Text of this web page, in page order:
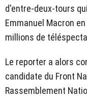
d'entre-deux-tours
Emmanuel Macron
millions de
Le reporter a alors
candidate du Front
Rassemblement